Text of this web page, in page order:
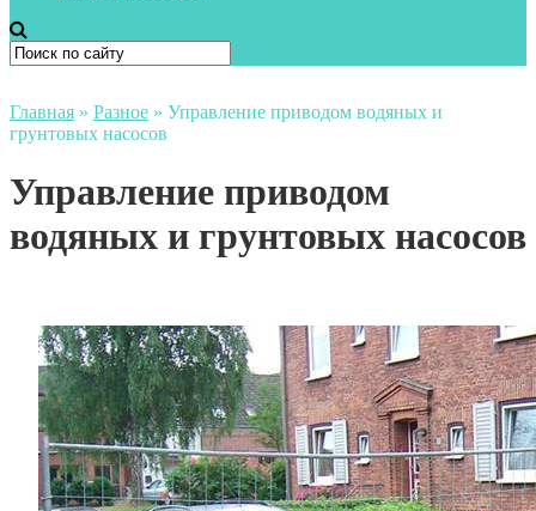
Главная » Разное » Управление приводом водяных и
грунтовых насосов
Управление приводом
водяных и грунтовых насосов